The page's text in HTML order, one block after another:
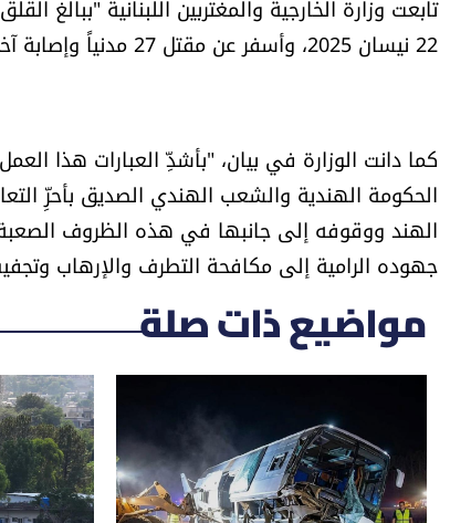
22 نيسان 2025، وأسفر عن مقتل 27 مدنياً وإصابة آخرين".
كما دانت الوزارة في بيان، "بأشدِّ العبارات هذا
الحكومة الهندية والشعب الهندي الصديق بأحرِّ
الهند ووقوفه إلى جانبها في هذه الظروف
جهوده الرامية إلى مكافحة التطرف والإرهاب
مواضيع ذات صلة